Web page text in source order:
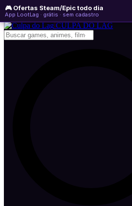
🎮 Ofertas Steam/Epic todo dia
App LootLag · grátis · sem cadastro
domingo, 09 de agosto de 2026 WhatsApp
Newsletter
CULPA DO LAG